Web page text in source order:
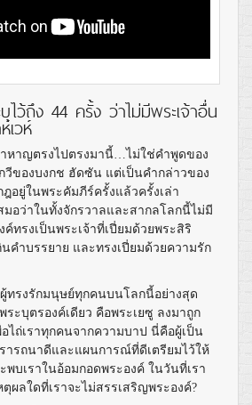
ไว้ถึง 44 ครั้ง ว่าไม่มีพระเจ้าอื่น
เวห์
าหาญตรงไปตรงมานี้…ไม่ใช่คำพูดของ
ของบงกช ฮัดซัน แต่เป็นคำกล่าวของ
ฎอยู่ในพระคัมภีร์ครั้งแล้วครั้งเล่า
มอว่าในทั้งจักรวาลและสากลโลกนี้ไม่มี
ทรงเป็นพระเจ้าที่เปี่ยมด้วยพระสิริ
นคำบรรยาย และทรงเปี่ยมด้วยความรัก
ทรงรักมนุษย์ทุกคนบนโลกนี้อย่างสุด
ระบุตรองค์เดียว คือพระเยซู ลงมาถูก
ไถ่เราทุกคนจากความบาป นี่คือผู้เป็น
ารถนาดีและแผนการณ์ที่ดีเตรียมไว้ให้
พบเราในอ้อมกอดพระองค์ ในวันที่เรา
ผลใดที่เราจะไม่สรรเสริญพระองค์?